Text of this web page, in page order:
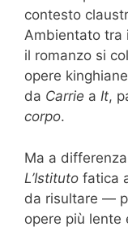
contesto
Ambientato tra
il romanzo si
opere
da Carrie a It,
corpo.
Ma a
L’Istituto fatica
da risultare —
opere più lente